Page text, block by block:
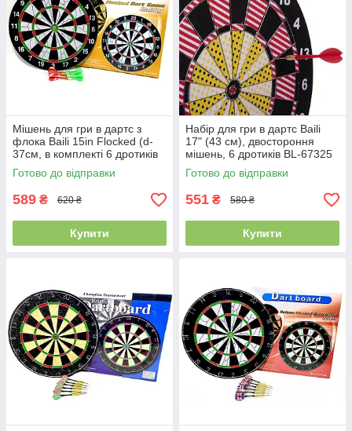
Мішень для гри в дартс з
флока Baili 15in Flocked (d-
37см, в комплекті 6 дротиків
6g)
Готово до відправки
589 ₴ 620 ₴
Купити
Набір для гри в дартс Baili
17" (43 см), двостороння
мішень, 6 дротиків BL-67325
Готово до відправки
551 ₴ 580 ₴
Купити